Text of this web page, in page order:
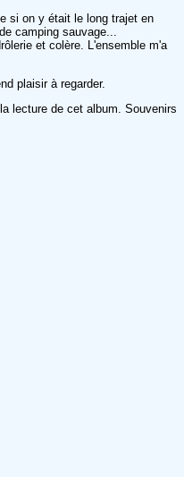
si on y était le long trajet en
camping sauvage...
et colère. L'ensemble m'a
plaisir à regarder.
lecture de cet album. Souvenirs